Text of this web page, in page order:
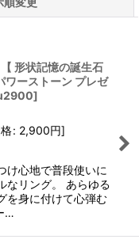
形状記憶の誕生石
ワーストーン プレゼ
]
: 2,900円]
け心地で普段使いに
なリング。 あらゆる
を身に付けて心弾む
…